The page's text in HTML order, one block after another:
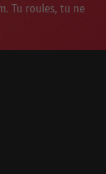
Tu roules, tu ne